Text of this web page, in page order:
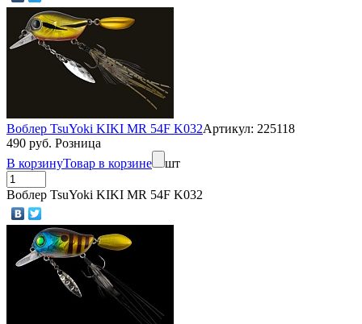
Воблер TsuYoki KIKI MR 54F K032Артикул: 225118
490 руб. Розница
В корзинуТовар в корзине шт
Воблер TsuYoki KIKI MR 54F K032